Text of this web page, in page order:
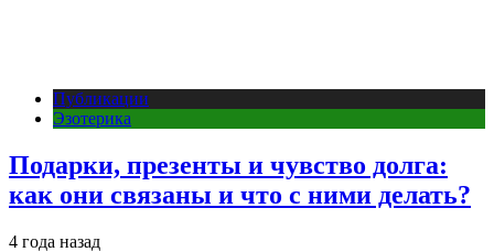
Публикации
Эзотерика
Подарки, презенты и чувство долга:
как они связаны и что с ними делать?
4 года назад